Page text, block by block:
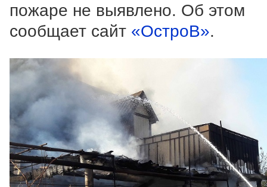
пожаре не выявлено. Об этом
сообщает сайт «ОстроВ».